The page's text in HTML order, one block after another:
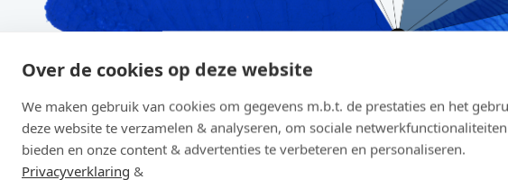
Over de cookies op deze website
We maken gebruik van cookies om gegevens m.b.t. de prestaties en het
deze website te verzamelen & analyseren, om sociale
bieden en onze content & advertenties te verbeteren en personaliseren.
Privacyverklaring &